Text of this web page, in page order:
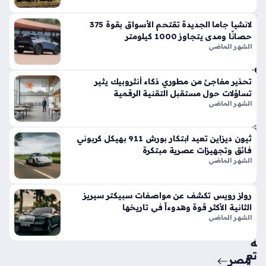
الأ
وا
الح
الي
ة
5
أيام
حق
ق
من
ة
تع
لانشيا جاما الجديدة تقتحم الأسواق بقوة 375
حصانًا ومدى يتجاوز 1000 كيلومتر
الشهر الماضي
تحذير مفاجئ من مطوري ذكاء أنثروبيك يثير
تساؤلات حول مستقبل التقنية الرقمية
الشهر الماضي
ثيون ديزاين تعيد ابتكار بورش 911 بهيكل كربوني
فائق وتجهيزات عصرية مبتكرة
الشهر الماضي
رولز رويس تكشف عن مواصفات سبيكتر سيريز
الثانية الأكثر قوة وهدوءاً في تاريخها
الشهر الماضي
مصر